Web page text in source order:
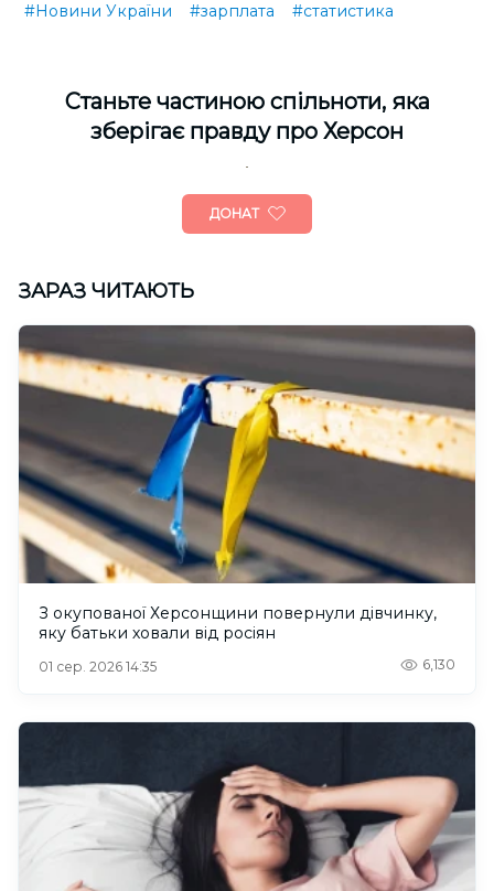
#Новини України #зарплата #статистика
Cтаньте частиною спільноти, яка
зберігає правду про Херсон
ДОНАТ
ЗАРАЗ ЧИТАЮТЬ
З окупованої Херсонщини повернули дівчинку,
яку батьки ховали від росіян
01 сер. 2026 14:35 6,130